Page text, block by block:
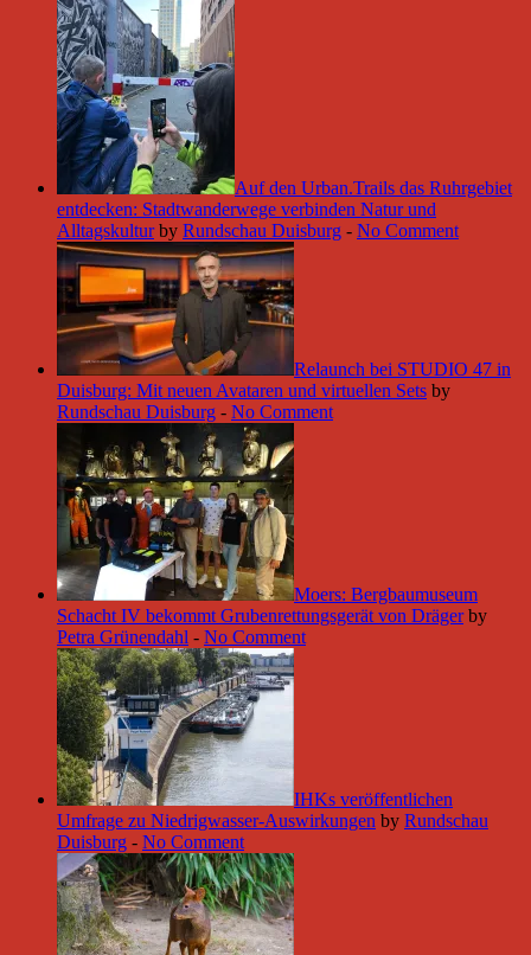
Auf den Urban.Trails das Ruhrgebiet
entdecken: Stadtwanderwege verbinden Natur und
Alltagskultur by Rundschau Duisburg - No Comment
Relaunch bei STUDIO 47 in
Duisburg: Mit neuen Avataren und virtuellen Sets by
Rundschau Duisburg - No Comment
Moers: Bergbaumuseum
Schacht IV bekommt Grubenrettungsgerät von Dräger by
Petra Grünendahl - No Comment
IHKs veröffentlichen
Umfrage zu Niedrigwasser-Auswirkungen by Rundschau
Duisburg - No Comment